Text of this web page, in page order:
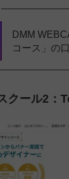
DMM
コース」の
クール2：